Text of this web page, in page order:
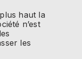
haut la
n’est
les